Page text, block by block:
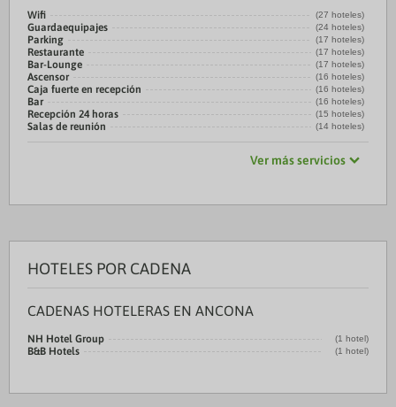
Wifi (27 hoteles)
Guardaequipajes (24 hoteles)
Parking (17 hoteles)
Restaurante (17 hoteles)
Bar-Lounge (17 hoteles)
Ascensor (16 hoteles)
Caja fuerte en recepción (16 hoteles)
Bar (16 hoteles)
Recepción 24 horas (15 hoteles)
Salas de reunión (14 hoteles)
Ver más servicios
HOTELES POR CADENA
CADENAS HOTELERAS EN ANCONA
NH Hotel Group (1 hotel)
B&B Hotels (1 hotel)